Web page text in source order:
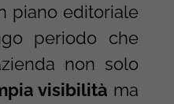
piano editoriale
periodo che
non solo
visibilità ma